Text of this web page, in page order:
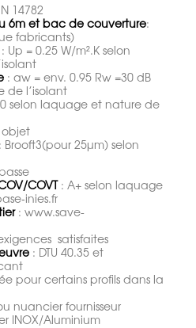
14782
6m et bac de couverture:
fabricants)
: Up = 0.25 W/m².K selon
: aw = env. 0.95 Rw =30 dB
de l’isolant
selon laquage et nature de
objet
: Brooft3(pour 25µm) selon
COVT: A+ selon laquage
: www.save-
satisfaites
: DTU 40.35 et
pour certains profils dans la
nuancier fournisseur
INOX/Aluminium